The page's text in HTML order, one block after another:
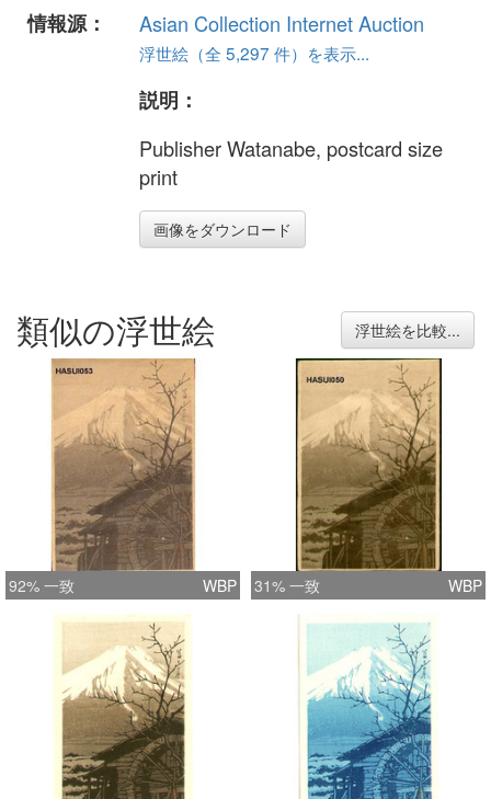
情報源：
Asian Collection Internet Auction
浮世絵（全 5,297 件）を表示...
説明：
Publisher Watanabe, postcard size
print
画像をダウンロード
類似の浮世絵 浮世絵を比較...
92% 一致 WBP 31% 一致 WBP